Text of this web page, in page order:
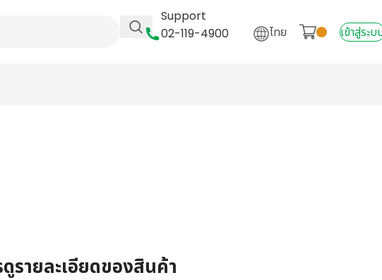
Support
02-119-4900
ไทย เข้าสู่ระบ
รายละเอียดของสินค้า